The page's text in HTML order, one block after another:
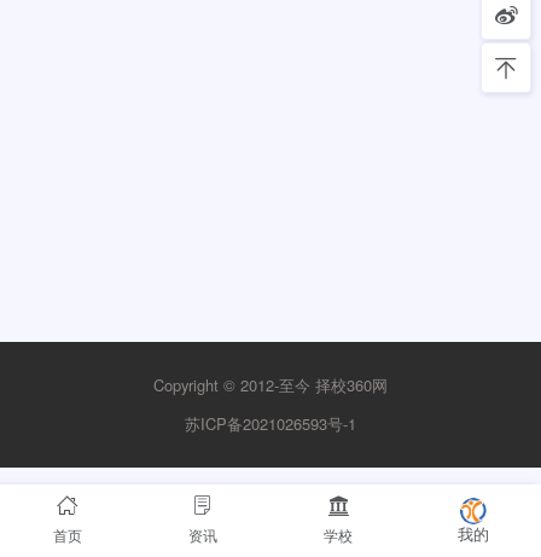
Copyright © 2012-至今 择校360网
苏ICP备2021026593号-1
首页 资讯 学校 我的